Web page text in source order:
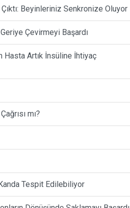
Beyinleriniz Senkronize Oluyor
Çevirmeyi Başardı
Hasta Artık İnsüline İhtiyaç
mı?
Tespit Edilebiliyor